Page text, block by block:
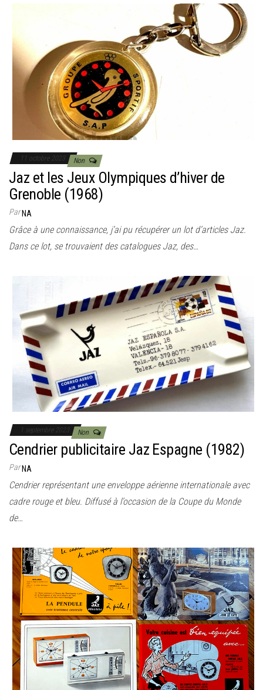
11 octobre 2023 Non
Jaz et les Jeux Olympiques d’hiver de
Grenoble (1968)
ParNA
Grâce à une connaissance, j’ai pu récupérer un lot d’articles Jaz.
Dans ce lot, se trouvaient des catalogues Jaz, des…
1 septembre 2023 Non
Cendrier publicitaire Jaz Espagne (1982)
ParNA
Cendrier représentant une enveloppe aérienne internationale avec
cadre rouge et bleu. Diffusé à l’occasion de la Coupe du Monde
de…